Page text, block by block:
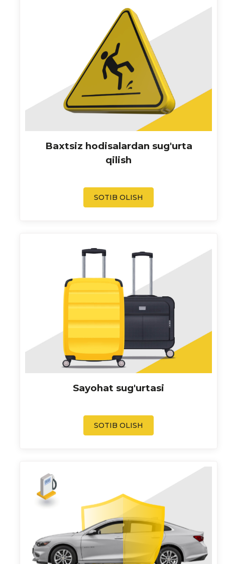
Baxtsiz hodisalardan sug'urta
qilish
SOTIB OLISH
Sayohat sug'urtasi
SOTIB OLISH